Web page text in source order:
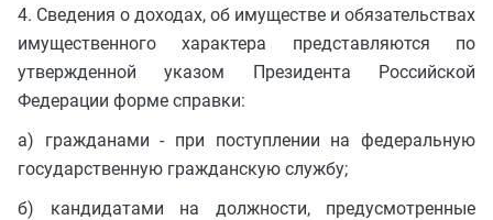
4. Сведения о доходах, об имуществе и обязательствах
имущественного характера представляются по
утвержденной указом Президента Российской
Федерации форме справки:
а) гражданами - при поступлении на федеральную
государственную гражданскую службу;
б) кандидатами на должности, предусмотренные